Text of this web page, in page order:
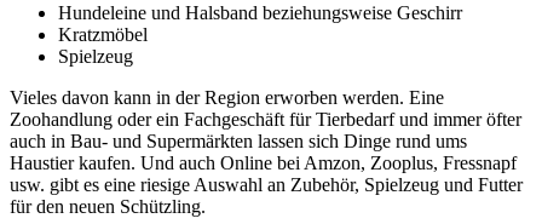
Hundeleine und Halsband beziehungsweise Geschirr
Kratzmöbel
Spielzeug
Vieles davon kann in der Region erworben werden. Eine
Zoohandlung oder ein Fachgeschäft für Tierbedarf und immer öfter
auch in Bau- und Supermärkten lassen sich Dinge rund ums
Haustier kaufen. Und auch Online bei Amzon, Zooplus, Fressnapf
usw. gibt es eine riesige Auswahl an Zubehör, Spielzeug und Futter
für den neuen Schützling.